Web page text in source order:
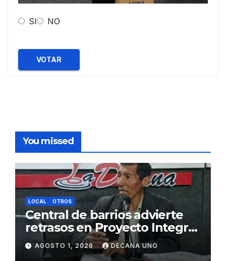
SI NO
VOTAR
You missed
LOCAL OTROS
Central de barrios advierte
retrasos en Proyecto Integral
de Agua y Alcantarillado para
Juliaca
AGOSTO 1, 2026 DECANA UNO